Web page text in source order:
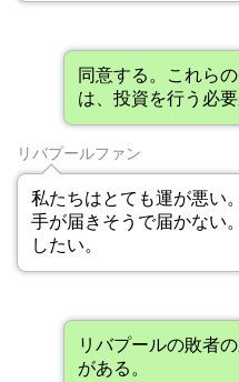
同意する。これら
は、投資を行う必要
リバプールファン
私たちはとても運が悪い
手が届きそうで届かない
したい。
リバプールの敗者
がある。